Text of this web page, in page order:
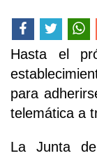
Hasta el
para
telemática a
La Junta